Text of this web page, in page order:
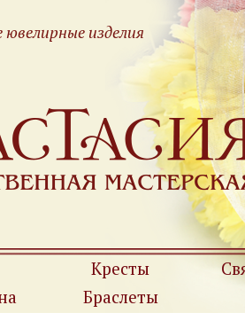
изделия
Кресты
Браслеты